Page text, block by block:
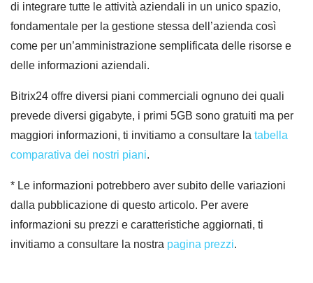
di integrare tutte le attività aziendali in un unico spazio,
fondamentale per la gestione stessa dell’azienda così
come per un’amministrazione semplificata delle risorse e
delle informazioni aziendali.
Bitrix24 offre diversi piani commerciali ognuno dei quali
prevede diversi gigabyte, i primi 5GB sono gratuiti ma per
maggiori informazioni, ti invitiamo a consultare la tabella
comparativa dei nostri piani.
* Le informazioni potrebbero aver subito delle variazioni
dalla pubblicazione di questo articolo. Per avere
informazioni su prezzi e caratteristiche aggiornati, ti
invitiamo a consultare la nostra pagina prezzi.